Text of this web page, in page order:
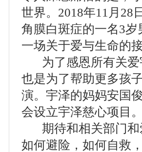
世界。2018年11月28
角膜白斑症的一名3
一场关于爱与生命的接
为了感恩所有关爱
也是为了帮助更多孩
演。宇泽的妈妈安国
会设立宇泽慈心项目。
期待和相关部门和
如何避险，如何自救